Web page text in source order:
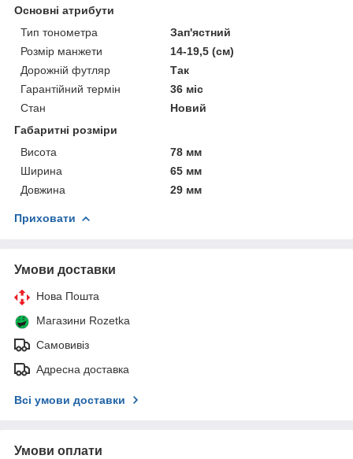
Основні атрибути
Тип тонометра
Зап'ястний
Розмір манжети
14-19,5 (см)
Дорожній футляр
Так
Гарантійний термін
36 міс
Стан
Новий
Габаритні розміри
Висота
78 мм
Ширина
65 мм
Довжина
29 мм
Приховати
Умови доставки
Нова Пошта
Магазини Rozetka
Самовивіз
Адресна доставка
Всі умови доставки
Умови оплати